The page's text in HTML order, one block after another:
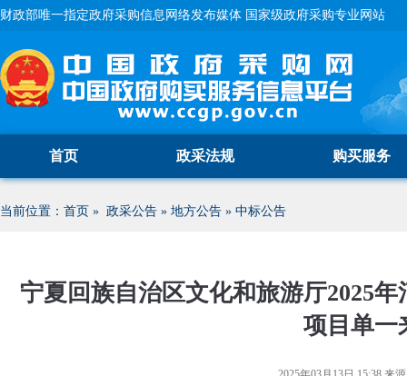
财政部唯一指定政府采购信息网络发布媒体 国家级政府采购专业网站
首页 政采法规 购买服务
当前位置： 首页 » 政采公告 » 地方公告 » 中标公告
宁夏回族自治区文化和旅游厅2025
项目单一